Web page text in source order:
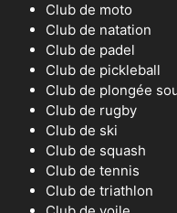
Club de moto
Club de natation
Club de padel
Club de pickleball
Club de plongée
Club de rugby
Club de ski
Club de squash
Club de tennis
Club de triathlon